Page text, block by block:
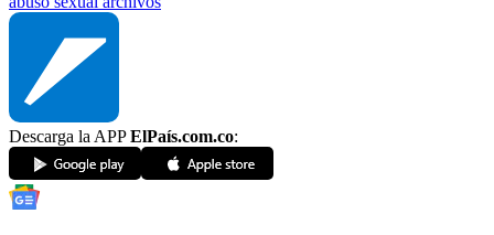
Descarga la APPElPaís.com.co: